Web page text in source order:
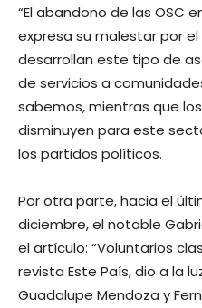
“El abandono de las OSC
expresa su malestar por
desarrollan este tipo de
de servicios a
sabemos, mientras que
disminuyen para este
los partidos políticos.
Por otra parte, hacia el
diciembre, el notable
el artículo: “Voluntarios
revista Este País, dio a la
Guadalupe Mendoza y